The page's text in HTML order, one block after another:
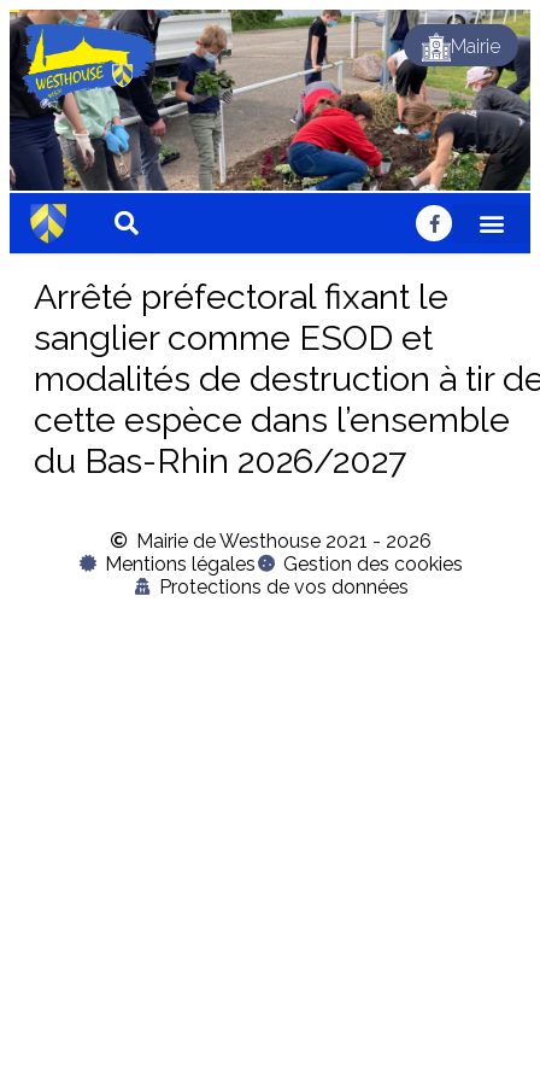
Mairie
Dynamique
Fleuri
Solidaire
Traditionnel
Festif
Sportif
Chaleureux
Accueillant
Nature
Dynamique
Fleuri
Solidaire
Traditionnel
Festif
Sportif
Chaleureux
Accueillant
Nature
Dynamique
Fleuri
Solidaire
Traditionnel
Festif
Sportif
Chaleureux
Accueillant
Nature
Arrêté préfectoral fixant le
sanglier comme ESOD et
modalités de destruction à tir
cette espèce dans l’ensemble
du Bas-Rhin 2026/2027
Mairie de Westhouse 2021 - 2026
Mentions légales
Gestion des cookies
Protections de vos données